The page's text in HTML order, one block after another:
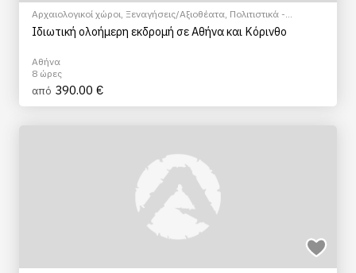
Αρχαιολογικοί χώροι, Ξεναγήσεις/Αξιοθέατα, Πολιτιστικά -
Πολιτισμικά
Ιδιωτική ολοήμερη εκδρομή σε Αθήνα και Κόρινθο
Αθήνα
8 ώρες
από 390.00 €